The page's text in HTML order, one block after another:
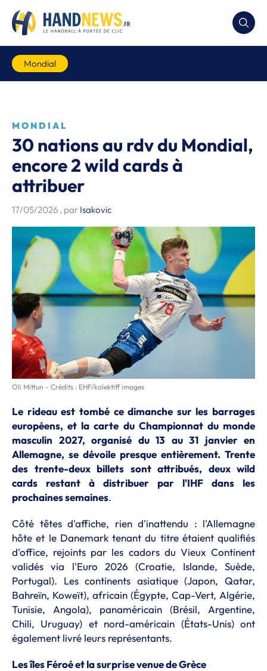
Mondial
MONDIAL
30 nations au rdv du Mondial,
encore 2 wild cards à
attribuer
17/05/2026 , par Isakovic
Oli Mittun - Crédits : EHF/kolektiff images
Le rideau est tombé ce dimanche sur les barrages
européens, et la carte du Championnat du monde
masculin 2027, organisé du 13 au 31 janvier en
Allemagne, se dévoile presque entièrement. Trente
des trente-deux billets sont attribués, deux wild
cards restant à distribuer par l'IHF dans les
prochaines semaines.
Côté têtes d'affiche, rien d'inattendu : l'Allemagne
hôte et le Danemark tenant du titre étaient qualifiés
d'office, rejoints par les cadors du Vieux Continent
validés via l'Euro 2026 (Croatie, Islande, Suède,
Portugal). Les continents asiatique (Japon, Qatar,
Bahreïn, Koweït), africain (Égypte, Cap-Vert, Algérie,
Tunisie, Angola), panaméricain (Brésil, Argentine,
Chili, Uruguay) et nord-américain (États-Unis) ont
également livré leurs représentants.
Les îles Féroé et la surprise venue de Grèce